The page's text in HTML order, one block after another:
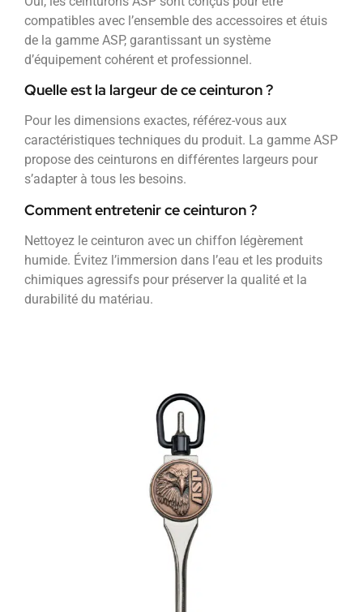
compatibles avec l’ensemble des accessoires et étuis
de la gamme ASP, garantissant un système
d’équipement cohérent et professionnel.
Quelle est la largeur de ce ceinturon ?
Pour les dimensions exactes, référez-vous aux
caractéristiques techniques du produit. La gamme ASP
propose des ceinturons en différentes largeurs pour
s’adapter à tous les besoins.
Comment entretenir ce ceinturon ?
Nettoyez le ceinturon avec un chiffon légèrement
humide. Évitez l’immersion dans l’eau et les produits
chimiques agressifs pour préserver la qualité et la
durabilité du matériau.